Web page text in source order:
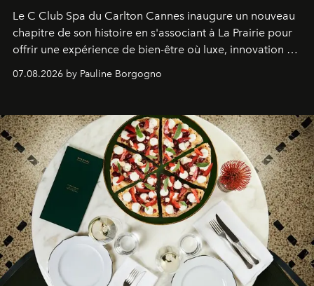
Le C Club Spa du Carlton Cannes inaugure un nouveau
chapitre de son histoire en s'associant à La Prairie pour
offrir une expérience de bien-être où luxe, innovation et
07.08.2026 by Pauline Borgogno